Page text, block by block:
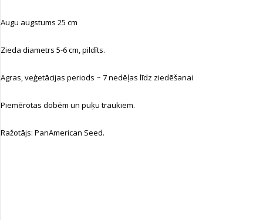
Augu augstums 25 cm
Zieda diametrs 5-6 cm, pildīts.
Agras, veģetācijas periods ~ 7 nedēļas līdz ziedēšanai
Piemērotas dobēm un puķu traukiem.
Ražotājs: PanAmerican Seed.